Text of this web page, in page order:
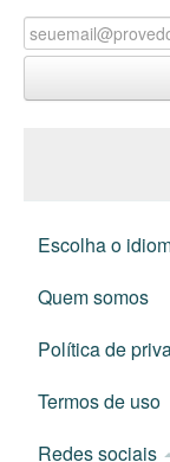
Escolha o
Quem somos
Política de
Termos de uso
Redes sociais